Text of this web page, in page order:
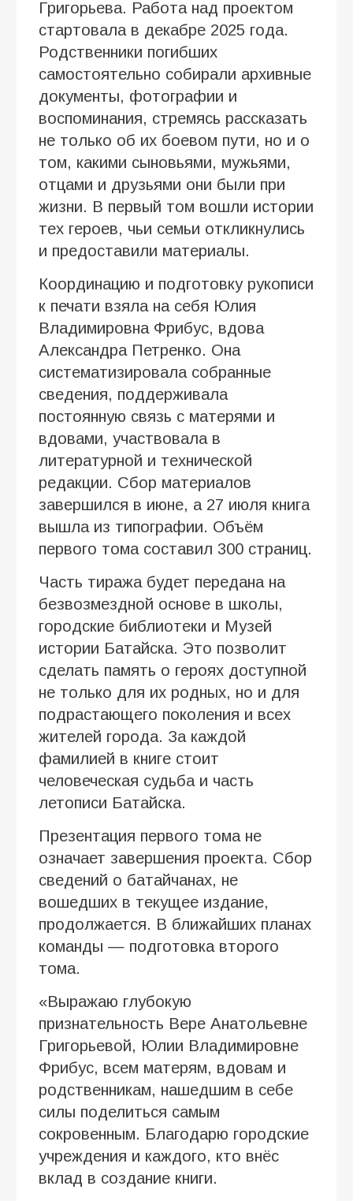
Григорьева. Работа над проектом
стартовала в декабре 2025 года.
Родственники погибших
самостоятельно собирали архивные
документы, фотографии и
воспоминания, стремясь рассказать
не только об их боевом пути, но и о
том, какими сыновьями, мужьями,
отцами и друзьями они были при
жизни. В первый том вошли истории
тех героев, чьи семьи откликнулись
и предоставили материалы.
Координацию и подготовку рукописи
к печати взяла на себя Юлия
Владимировна Фрибус, вдова
Александра Петренко. Она
систематизировала собранные
сведения, поддерживала
постоянную связь с матерями и
вдовами, участвовала в
литературной и технической
редакции. Сбор материалов
завершился в июне, а 27 июля книга
вышла из типографии. Объём
первого тома составил 300 страниц.
Часть тиража будет передана на
безвозмездной основе в школы,
городские библиотеки и Музей
истории Батайска. Это позволит
сделать память о героях доступной
не только для их родных, но и для
подрастающего поколения и всех
жителей города. За каждой
фамилией в книге стоит
человеческая судьба и часть
летописи Батайска.
Презентация первого тома не
означает завершения проекта. Сбор
сведений о батайчанах, не
вошедших в текущее издание,
продолжается. В ближайших планах
команды — подготовка второго
тома.
«Выражаю глубокую
признательность Вере Анатольевне
Григорьевой, Юлии Владимировне
Фрибус, всем матерям, вдовам и
родственникам, нашедшим в себе
силы поделиться самым
сокровенным. Благодарю городские
учреждения и каждого, кто внёс
вклад в создание книги.